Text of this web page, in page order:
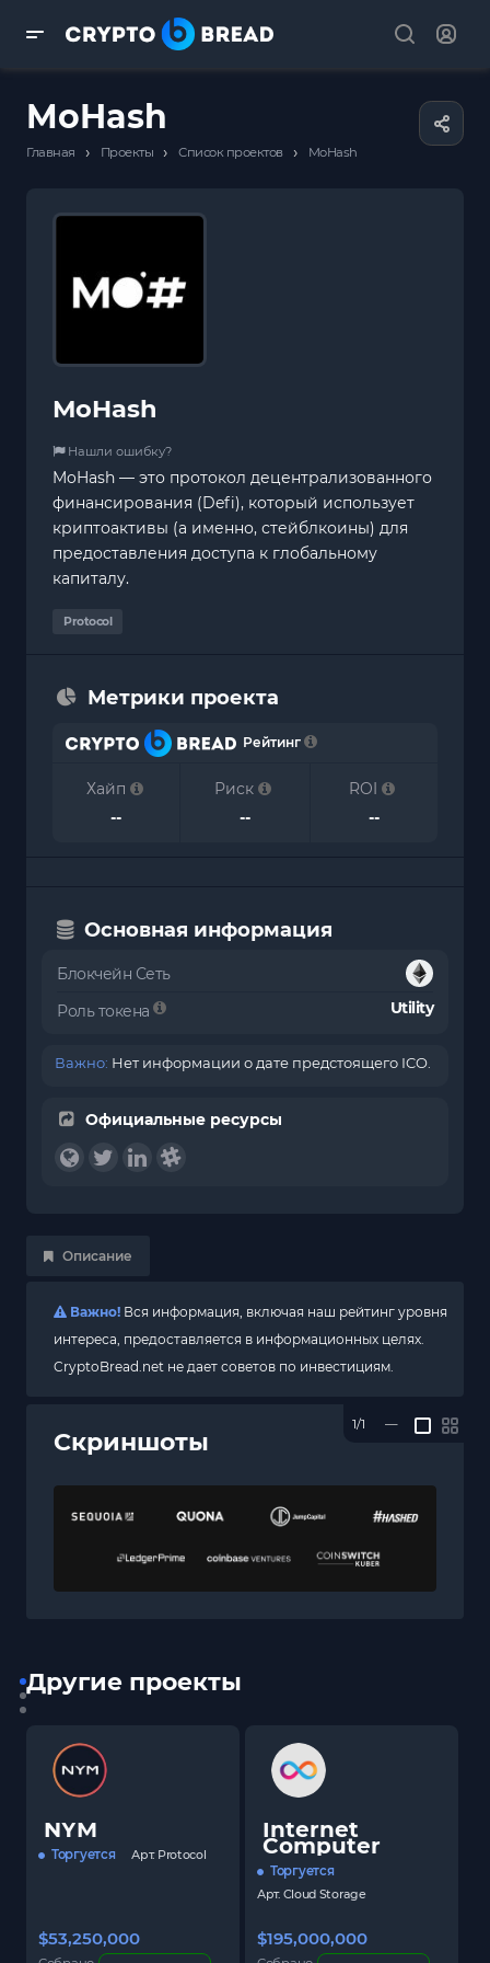
MoHash
Главная › Проекты › Список проектов › MoHash
MoHash
Нашли ошибку?
MoHash — это протокол децентрализованного
финансирования (Defi), который использует
криптоактивы (а именно, стейблкоины) для
предоставления доступа к глобальному
капиталу.
Protocol
Метрики проекта
Рейтинг
Хайп
--
Риск
--
ROI
--
Основная информация
Блокчейн Сеть
Роль токена
Utility
Важно: Нет информации о дате предстоящего ICO.
Официальные ресурсы
Описание
Важно! Вся информация, включая наш рейтинг уровня
интереса, предоставляется в информационных целях.
CryptoBread.net не дает советов по инвестициям.
Скриншоты
1/1 —
Другие проекты
NYM
Торгуется Арт. Protocol
$53,250,000
Internet
Computer
Торгуется
Арт. Cloud Storage
$195,000,000